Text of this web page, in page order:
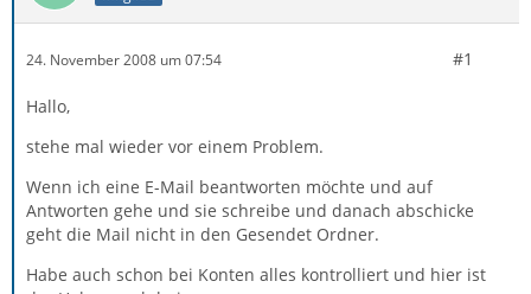
24. November 2008 um 07:54 #1
Hallo,
stehe mal wieder vor einem Problem.
Wenn ich eine E-Mail beantworten möchte und auf
Antworten gehe und sie schreibe und danach abschicke
geht die Mail nicht in den Gesendet Ordner.
Habe auch schon bei Konten alles kontrolliert und hier ist